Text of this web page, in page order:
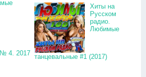
№ 4. 2017
Хиты на
Русском
радио.
Любимые
танцевальные #1 (2017)